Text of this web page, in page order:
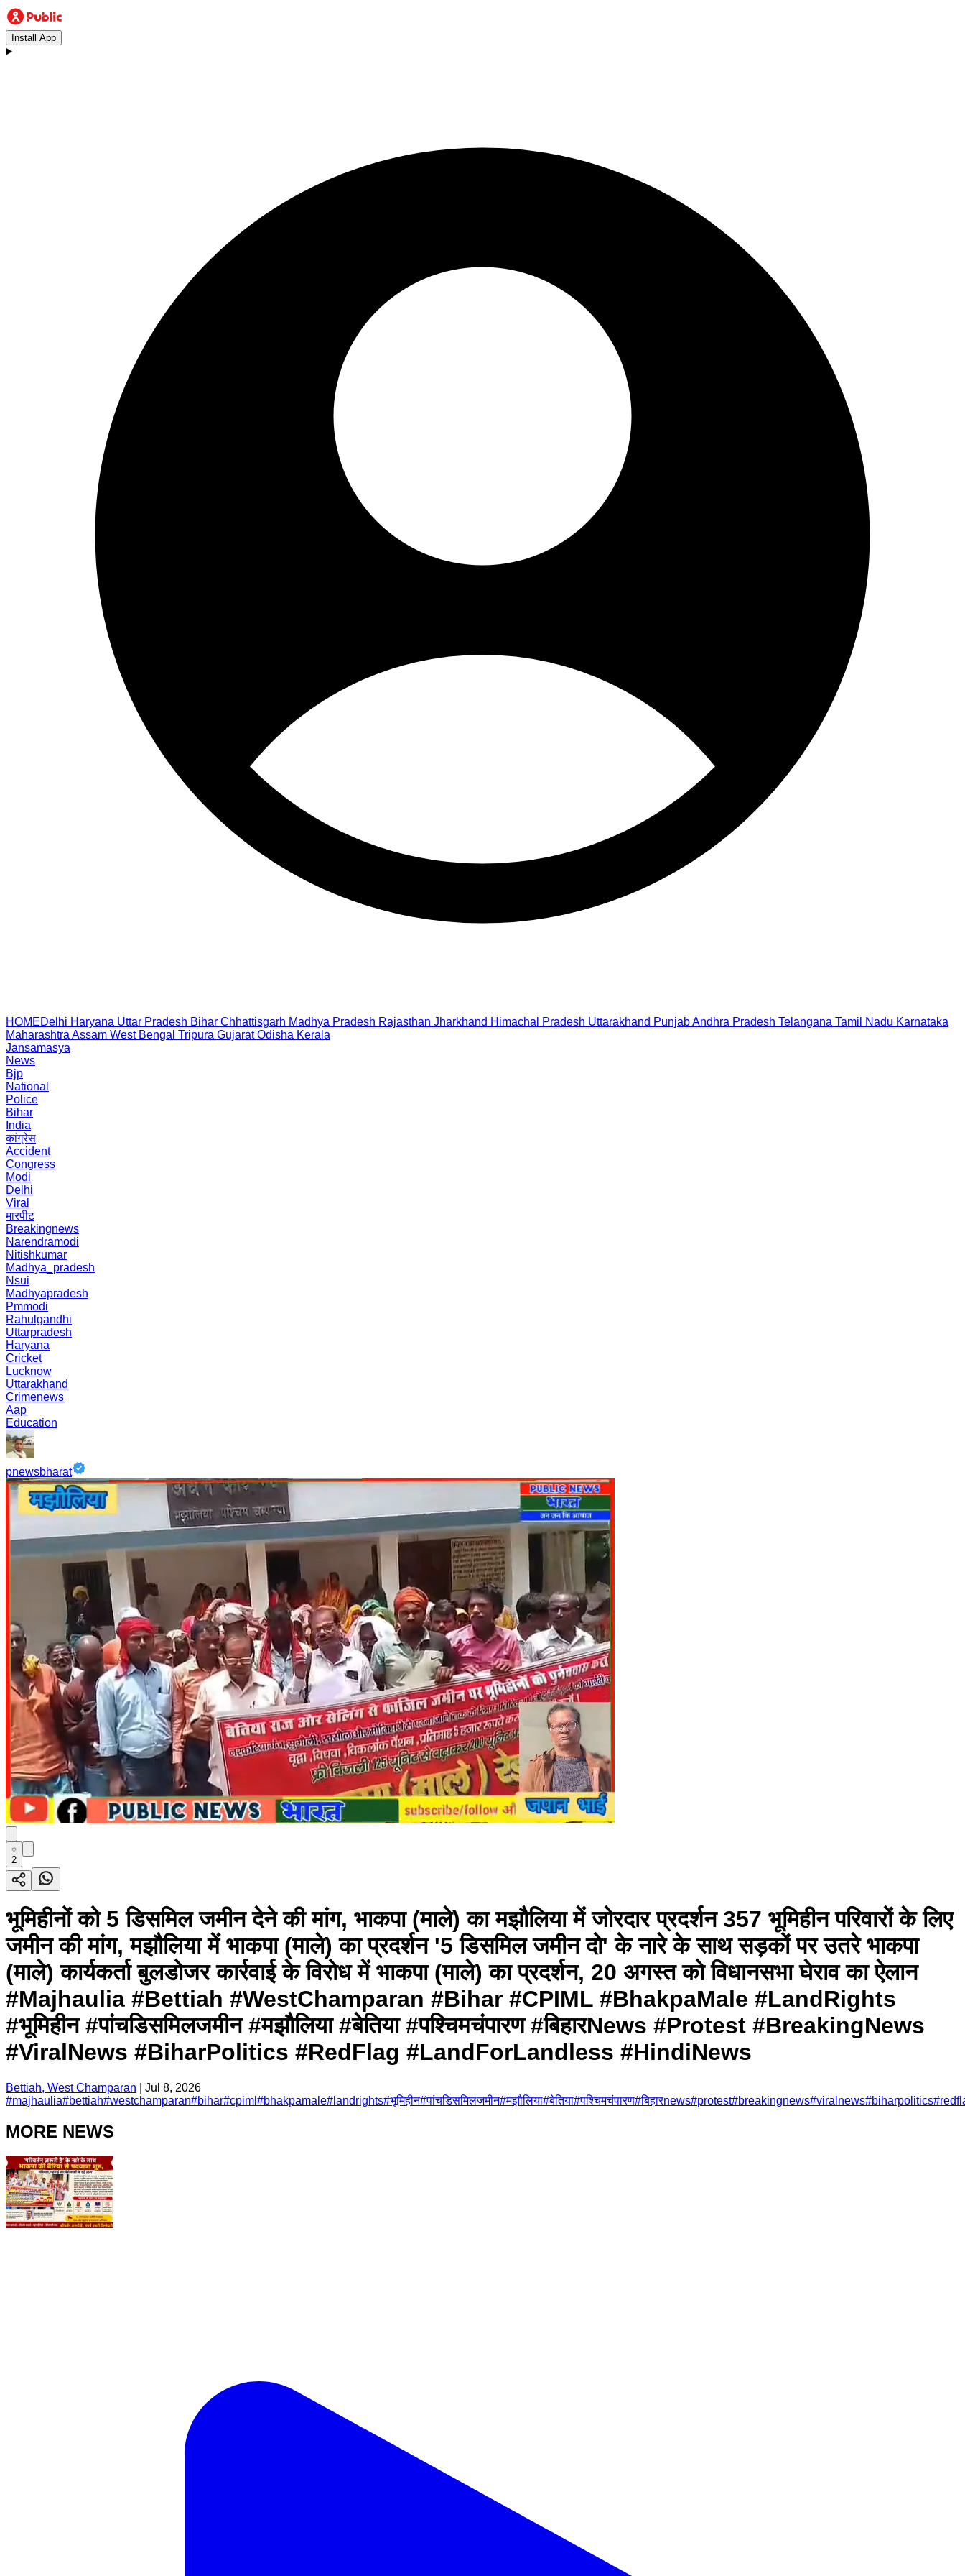
Install App
HOMEDelhi Haryana Uttar Pradesh Bihar Chhattisgarh Madhya Pradesh Rajasthan Jharkhand Himachal Pradesh Uttarakhand PunjabAndhra Pradesh Telangana Tamil Nadu Karnataka
Maharashtra Assam West Bengal Tripura Gujarat Odisha Kerala
Jansamasya
News
Bjp
National
Police
Bihar
India
कांग्रेस
Accident
Congress
Modi
Delhi
Viral
मारपीट
Breakingnews
Narendramodi
Nitishkumar
Madhya_pradesh
Nsui
Madhyapradesh
Pmmodi
Rahulgandhi
Uttarpradesh
Haryana
Cricket
Lucknow
Uttarakhand
Crimenews
Aap
Education
pnewsbharat
2
भूमिहीनों को 5 डिसमिल जमीन देने की मांग, भाकपा (माले) का मझौलिया में जोरदार प्रदर्शन 357 भूमिहीन परिवारों के लिए
जमीन की मांग, मझौलिया में भाकपा (माले) का प्रदर्शन '5 डिसमिल जमीन दो' के नारे के साथ सड़कों पर उतरे भाकपा
(माले) कार्यकर्ता बुलडोजर कार्रवाई के विरोध में भाकपा (माले) का प्रदर्शन, 20 अगस्त को विधानसभा घेराव का ऐलान
#Majhaulia #Bettiah #WestChamparan #Bihar #CPIML #BhakpaMale #LandRights
#भूमिहीन #पांचडिसमिलजमीन #मझौलिया #बेतिया #पश्चिमचंपारण #बिहारNews #Protest #BreakingNews
#ViralNews #BiharPolitics #RedFlag #LandForLandless #HindiNews
Bettiah, West Champaran
Jul 8, 2026
#majhaulia#bettiah#westchamparan#bihar#cpiml #bhakpamale# landrights#भूमिहीन#पांचडिसमिलजमीन#मझौलिया#बेतिया#पश्चिमचंपारण#बिहारnews#protest#breakingnews#viralnews#biharpolitics#
MORE NEWS